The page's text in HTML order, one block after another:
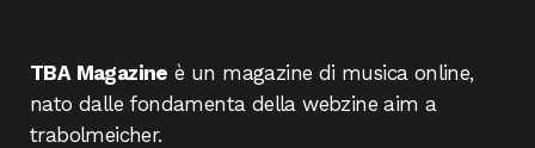
TBA Magazine è un magazine di musica online,
nato dalle fondamenta della webzine aim a
trabolmeicher.